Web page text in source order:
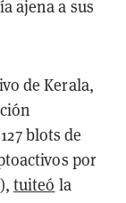
ajena a sus
de Kerala,
blots de
por
tuiteó la